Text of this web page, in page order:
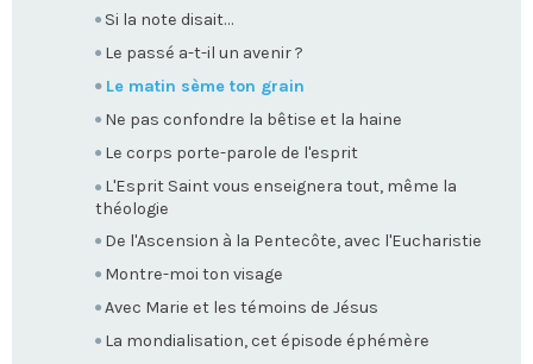
Si la note disait…
Le passé a-t-il un avenir ?
Le matin sème ton grain
Ne pas confondre la bêtise et la haine
Le corps porte-parole de l'esprit
L'Esprit Saint vous enseignera tout, même la
théologie
De l'Ascension à la Pentecôte, avec l'Eucharistie
Montre-moi ton visage
Avec Marie et les témoins de Jésus
La mondialisation, cet épisode éphémère